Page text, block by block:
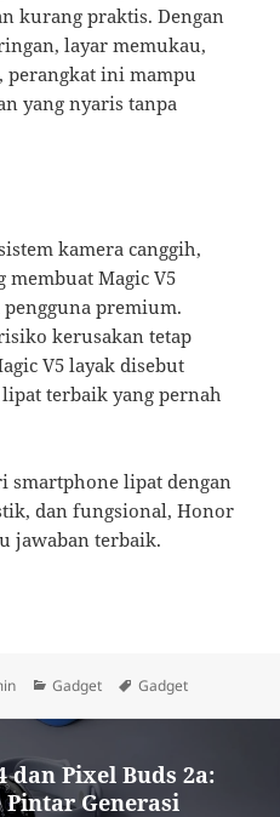
kurang praktis. Dengan
layar memukau,
perangkat ini mampu
yang nyaris tanpa
kamera canggih,
Magic V5
premium.
kerusakan tetap
V5 layak disebut
terbaik yang pernah
smartphone lipat dengan
dan fungsional, Honor
jawaban terbaik.
Categories
Gadget Tags
Gadget
dan Pixel Buds 2a:
Pintar Generasi